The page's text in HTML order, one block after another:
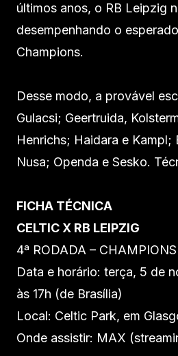
últimos anos, o RB Leipzig
desempenhando o
Champions.
Desse modo, a provável
Gulacsi; Geertruida,
Henrichs; Haidara e Kampl;
Nusa; Openda e Sesko.
FICHA TÉCNICA
CELTIC X RB LEIPZIG
4ª RODADA –
Data e horário: terça, 5 de
às 17h (de Brasília)
Local: Celtic Park, em
Onde assistir: MAX